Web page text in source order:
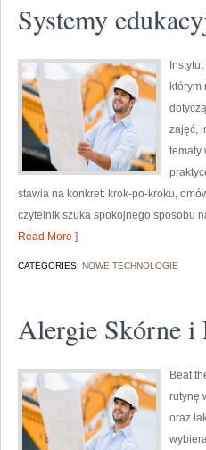
Systemy
zajęć,
tematy
stawia na konkret: krok-po-kroku,
czytelnik szuka spokojnego sposobu
Read More ]
CATEGORIES: NOWE TECHNOLOGIE
Alergie Skórne i
Beat
rutynę
oraz